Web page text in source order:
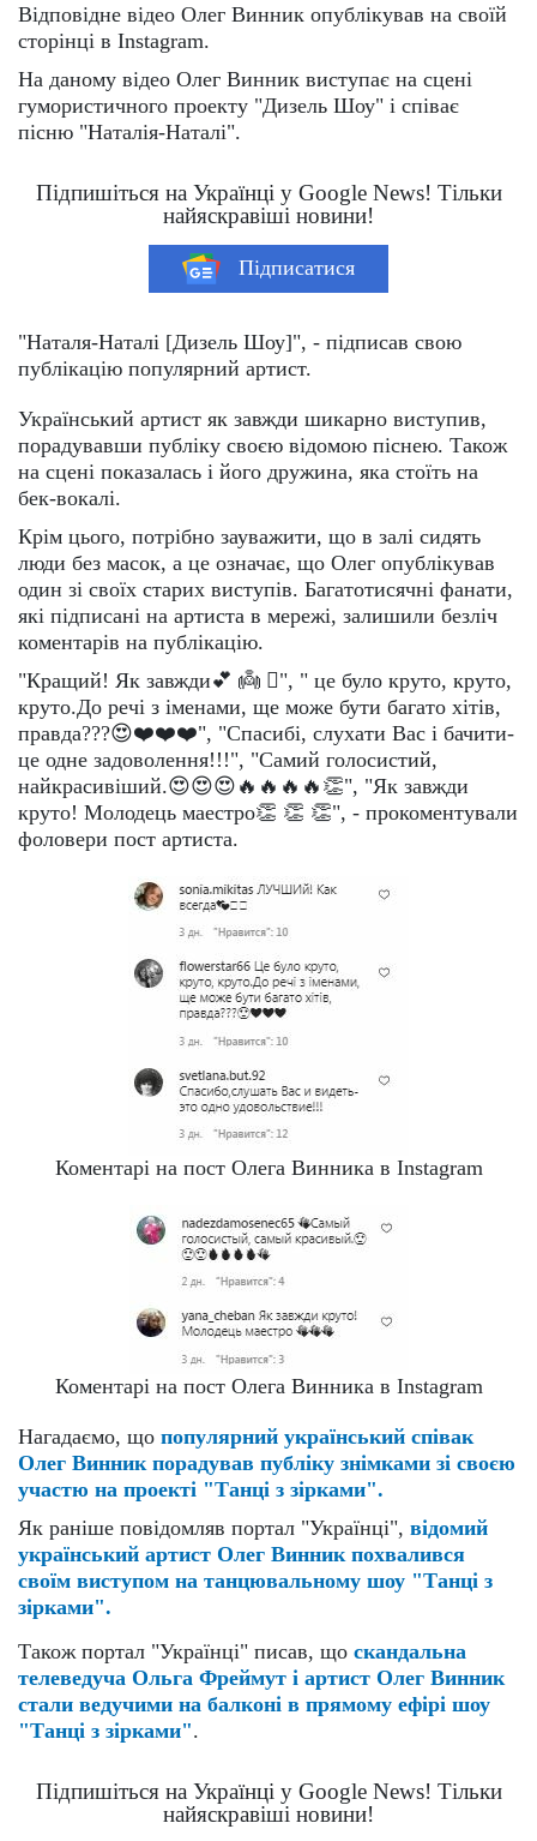
Відповідне відео Олег Винник опублікував на своїй
сторінці в Instagram.
На даному відео Олег Винник виступає на сцені
гумористичного проекту "Дизель Шоу" і співає
пісню "Наталія-Наталі".
Підпишіться на Українці у Google News! Тільки
найяскравіші новини!
Підписатися
"Наталя-Наталі [Дизель Шоу]", - підписав свою
публікацію популярний артист.
Український артист як завжди шикарно виступив,
порадувавши публіку своєю відомою піснею. Також
на сцені показалась і його дружина, яка стоїть на
бек-вокалі.
Крім цього, потрібно зауважити, що в залі сидять
люди без масок, а це означає, що Олег опублікував
один зі своїх старих виступів. Багатотисячні фанати,
які підписані на артиста в мережі, залишили безліч
коментарів на публікацію.
"Кращий! Як завжди💕 👼 🏻", " це було круто, круто,
круто.До речі з іменами, ще може бути багато хітів,
правда???😍❤️❤️❤️", "Спасибі, слухати Вас і бачити-
це одне задоволення!!!", "Самий голосистий,
найкрасивіший.😍😍😍🔥🔥🔥🔥👏", "Як завжди
круто! Молодець маестро👏 👏 👏", - прокоментували
фоловери пост артиста.
Коментарі на пост Олега Винника в Instagram
Коментарі на пост Олега Винника в Instagram
Нагадаємо, що популярний український співак
Олег Винник порадував публіку знімками зі своєю
участю на проекті "Танці з зірками".
Як раніше повідомляв портал "Українці", відомий
український артист Олег Винник похвалився
своїм виступом на танцювальному шоу "Танці з
зірками".
Також портал "Українці" писав, що скандальна
телеведуча Ольга Фреймут і артист Олег Винник
стали ведучими на балконі в прямому ефірі шоу
"Танці з зірками".
Підпишіться на Українці у Google News! Тільки
найяскравіші новини!